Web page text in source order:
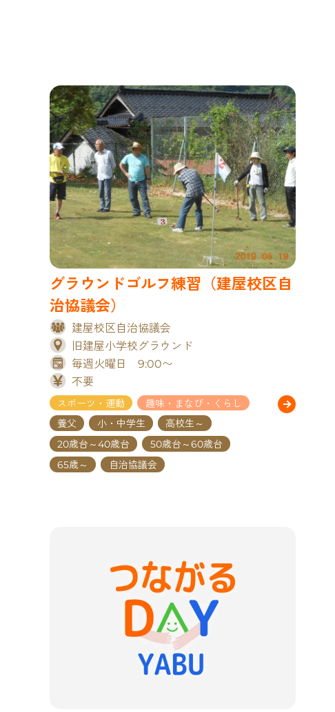
グラウンドゴルフ練習（建屋校区自
治協議会）
建屋校区自治協議会
旧建屋小学校グラウンド
毎週火曜日 9:00〜
不要
スポーツ・運動
趣味・まなび・くらし
養父
小・中学生
高校生～
20歳台～40歳台
50歳台～60歳台
65歳～
自治協議会